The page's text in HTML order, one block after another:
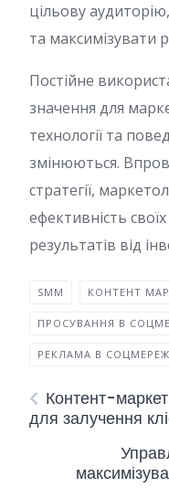
цільову
та максимізувати
Постійне
значення для
технології та
змінюються.
стратегії,
ефективність
результатів від
SMM КОНТЕНТ
ПРОСУВАННЯ В
РЕКЛАМА В
Контент-
для залучення